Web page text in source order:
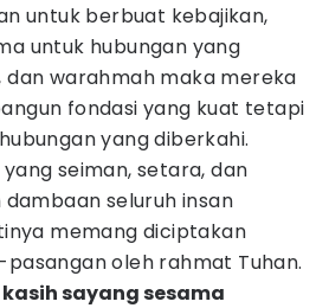
untuk berbuat kebajikan,
untuk hubungan yang
dan warahmah maka mereka
fondasi yang kuat tetapi
yang diberkahi.
seiman, setara, dan
seluruh insan
memang diciptakan
oleh rahmat Tuhan.
sayang sesama